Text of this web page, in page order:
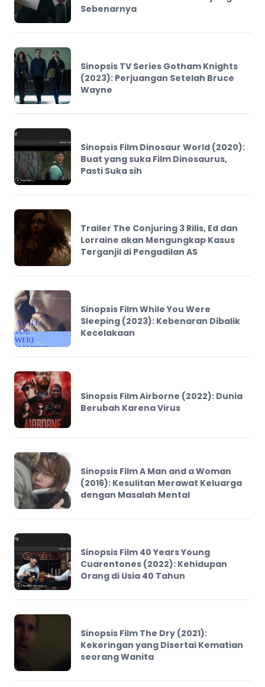
Sebenarnya
Sinopsis TV Series Gotham Knights
(2023): Perjuangan Setelah Bruce
Wayne
Sinopsis Film Dinosaur World (2020):
Buat yang suka Film Dinosaurus,
Pasti Suka sih
Trailer The Conjuring 3 Rilis, Ed dan
Lorraine akan Mengungkap Kasus
Terganjil di Pengadilan AS
Sinopsis Film While You Were
Sleeping (2023): Kebenaran Dibalik
Kecelakaan
Sinopsis Film Airborne (2022): Dunia
Berubah Karena Virus
Sinopsis Film A Man and a Woman
(2016): Kesulitan Merawat Keluarga
dengan Masalah Mental
Sinopsis Film 40 Years Young
Cuarentones (2022): Kehidupan
Orang di Usia 40 Tahun
Sinopsis Film The Dry (2021):
Kekeringan yang Disertai Kematian
seorang Wanita